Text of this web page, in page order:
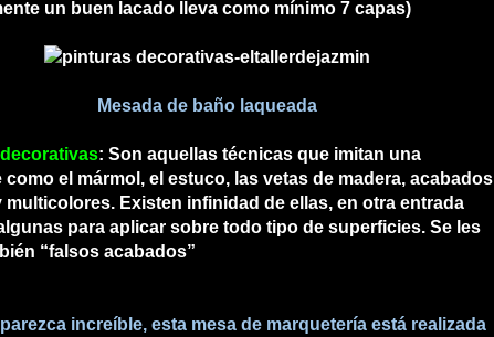
un buen lacado lleva como mínimo 7 capas)
Mesada de baño laqueada
: Son aquellas técnicas que imitan una
el mármol, el estuco, las vetas de madera, acabados
multicolores. Existen infinidad de ellas, en otra entrada
para aplicar sobre todo tipo de superficies. Se les
“falsos acabados”
increíble, esta mesa de marquetería está realizada